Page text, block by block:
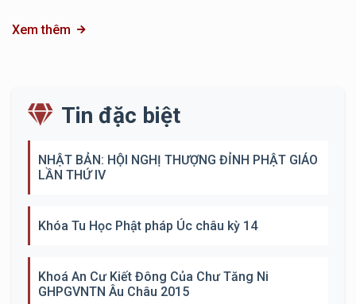
Xem thêm
Tin đặc biệt
NHẬT BẢN: HỘI NGHỊ THƯỢNG ĐỈNH PHẬT GIÁO
LẦN THỨ IV
Khóa Tu Học Phật pháp Úc châu kỳ 14
Khoá An Cư Kiết Đông Của Chư Tăng Ni
GHPGVNTN Âu Châu 2015